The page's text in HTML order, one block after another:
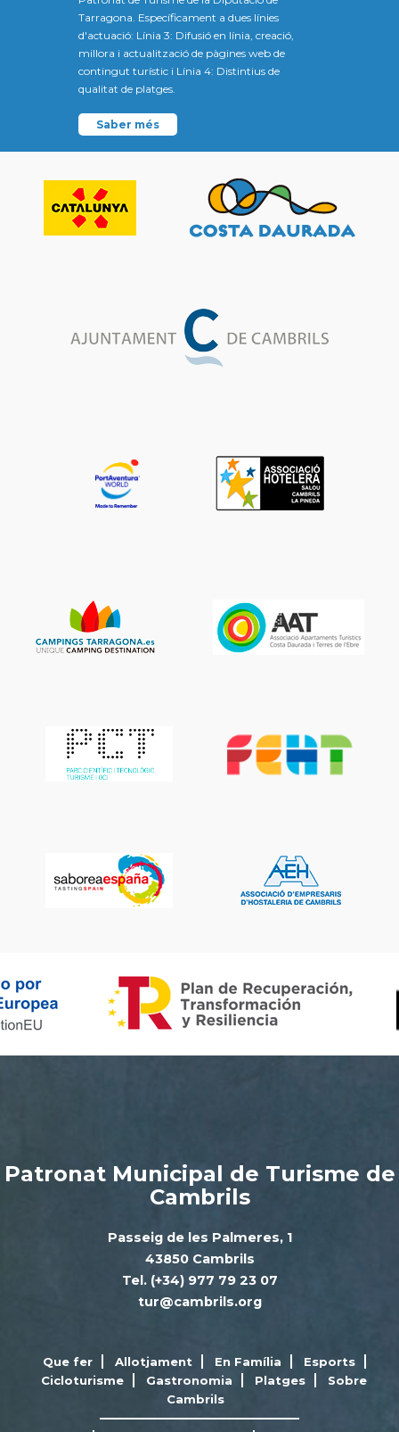
Tarragona. Específicament a dues línies
d'actuació: Línia 3: Difusió en línia, creació,
millora i actualització de pàgines web de
contingut turístic i Línia 4: Distintius de
qualitat de platges.
Saber més
Patronat Municipal de Turisme de
Cambrils
Passeig de les Palmeres, 1
43850 Cambrils
Tel. (+34) 977 79 23 07
tur@cambrils.org
Que fer Allotjament En Família
Esports
Cicloturisme
Gastronomia Platges
Sobre
Cambrils